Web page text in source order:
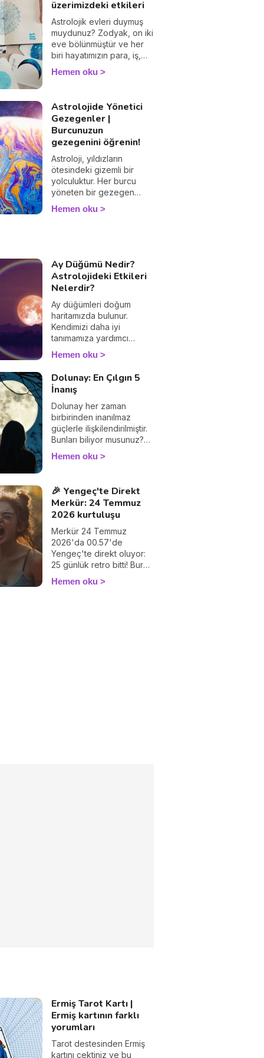
ediyorsanız Ücretsiz Aşk
ve İlişki Tarot Açılımına
hemen başlayın!
üzerimizdeki etkileri
Astrolojik evleri duymuş
muydunuz? Zodyak, on iki
eve bölünmüştür ve her
biri hayatımızın para, iş,
aşk ve aile gibi konularla
bağlantılı bir alanına
hesaplanan bu evler,
kişiliğinizi ve geleceğinizi
daha iyi anlamak
açısından çok önemli bir
rol oynar. İşte astrolojik
evler ve anlamları!
Hemen oku
Astrolojide Yönetici
Gezegenler |
Burcunuzun
gezegenini öğrenin!
Astroloji, yıldızların
ötesindeki gizemli bir
yolculuktur. Her burcu
yöneten bir gezegen
vardır ve bu gezegenler,
kişilik özelliklerimiz ve
sahiptir. Bu kapsamlı
rehber sayesinde, her bir
burcun yönetici
gezegenini
detaylandırarak, bu
gizemli bağların sizi nasıl
etkilediğini ve günlük
hayatınızı nasıl
şekillendirebileceğini
keşfedeceğiz. Ben
Hemen oku
Ay Düğümü Nedir?
Astrolojideki Etkileri
Nelerdir?
Ay düğümleri doğum
haritamızda bulunur.
Kendimizi daha iyi
tanımamıza yardımcı
olurlar. Astrolojik
anlamlarını ve yorumlarını
Hemen oku
Dolunay: En Çılgın 5
İnanış
Dolunay her zaman
birbirinden inanılmaz
güçlerle ilişkilendirilmiştir.
Bunları biliyor musunuz?
İşte 5 popüler inanış.
Hemen oku
🎉 Yengeç'te Direkt
Merkür: 24 Temmuz
2026 kurtuluşu
Merkür 24 Temmuz
2026'da 00.57'de
Yengeç'te direkt oluyor:
25 günlük retro bitti! Burç
burç neyin çözüldüğünü
hatasız keşfedin.
Hemen oku
Ermiş Tarot Kartı |
Ermiş kartının farklı
yorumları
Tarot destesinden Ermiş
kartını çektiniz ve bu